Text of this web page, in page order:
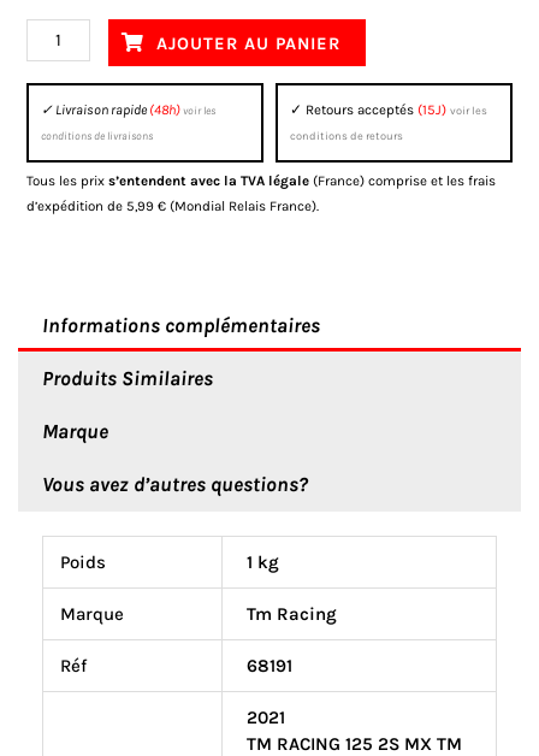
était :
87,00 €.
est :
60,90 €.
Câblage
valves
électroniques
TM
Racing
2012/2021
AJOUTER AU PANIER
✓ Livraison rapide (48h)voir les
conditions de livraisons
✓ Retours acceptés (15J) voir les
conditions de retours
Tous les prixs’entendent avec la TVA légale (France) comprise et les frais
d’expédition de 5,99 € (Mondial Relais France).
Informations complémentaires
Produits Similaires
Marque
Vous avez d’autres questions?
Poids 1 kg
Marque Tm Racing
Réf 68191
2021
TM RACING 125 2S MX TM